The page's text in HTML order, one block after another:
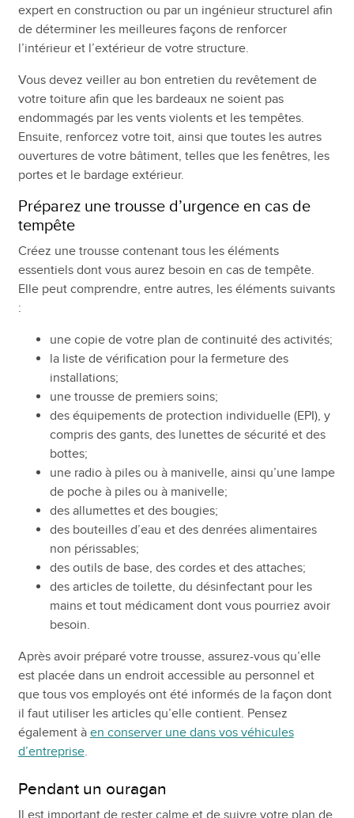
expert en construction ou par un ingénieur structurel afin
de déterminer les meilleures façons de renforcer
l’intérieur et l’extérieur de votre structure.
Vous devez veiller au bon entretien du revêtement de
votre toiture afin que les bardeaux ne soient pas
endommagés par les vents violents et les tempêtes.
Ensuite, renforcez votre toit, ainsi que toutes les autres
ouvertures de votre bâtiment, telles que les fenêtres, les
portes et le bardage extérieur.
Préparez une trousse d’urgence en cas de
tempête
Créez une trousse contenant tous les éléments
essentiels dont vous aurez besoin en cas de tempête.
Elle peut comprendre, entre autres, les éléments suivants
:
une copie de votre plan de continuité des activités;
la liste de vérification pour la fermeture des
installations;
une trousse de premiers soins;
des équipements de protection individuelle (EPI), y
compris des gants, des lunettes de sécurité et des
bottes;
une radio à piles ou à manivelle, ainsi qu’une lampe
de poche à piles ou à manivelle;
des allumettes et des bougies;
des bouteilles d’eau et des denrées alimentaires
non périssables;
des outils de base, des cordes et des attaches;
des articles de toilette, du désinfectant pour les
mains et tout médicament dont vous pourriez avoir
besoin.
Après avoir préparé votre trousse, assurez-vous qu’elle
est placée dans un endroit accessible au personnel et
que tous vos employés ont été informés de la façon dont
il faut utiliser les articles qu’elle contient. Pensez
également à en conserver une dans vos véhicules
d’entreprise.
Pendant un ouragan
Il est important de rester calme et de suivre votre plan de